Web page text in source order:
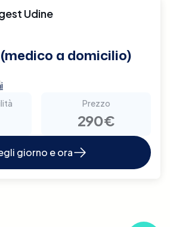
Udine
a domicilio)
Prezzo
290€
giorno e ora